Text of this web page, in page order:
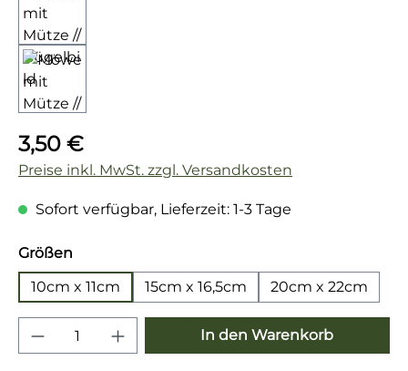
Regulärer Preis:
3,50 €
Preise inkl. MwSt. zzgl. Versandkosten
Sofort verfügbar, Lieferzeit: 1-3 Tage
Größen
10cm x 11cm
15cm x 16,5cm 20cm x 22cm
Produkt Anzahl: Gib den
In den Warenkorb